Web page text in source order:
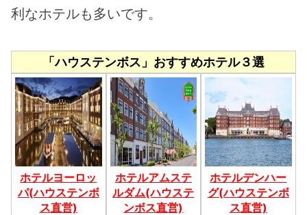
利なホテルも多いです。
「ハウステンボス」おすすめホテル３選
ホテルヨーロッ
パ(ハウステンボ
ス直営)
ホテルアムステ
ルダム(ハウステ
ンボス直営)
ホテルデンハー
グ(ハウステンボ
ス直営)